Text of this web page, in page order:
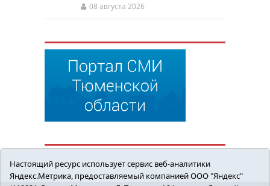
08 августа 2026
Настоящий ресурс использует сервис веб-аналитики
Яндекс.Метрика, предоставляемый компанией ООО "Яндекс"